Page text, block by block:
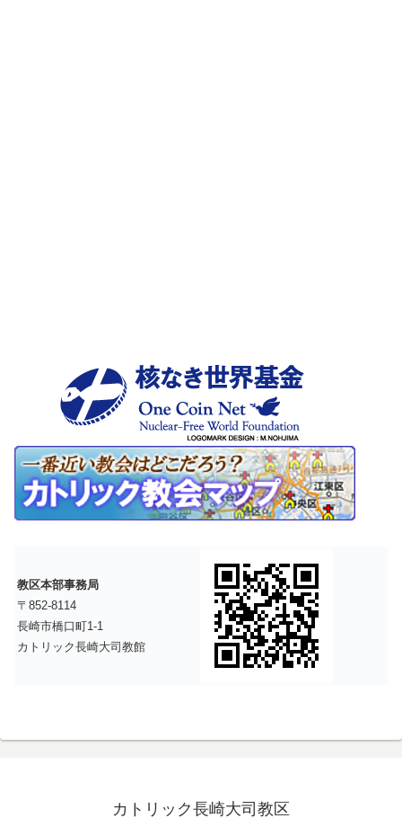
教区本部事務局
〒852-8114
長崎市橋口町1-1
カトリック長崎大司教館
カトリック長崎大司教区